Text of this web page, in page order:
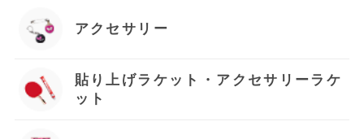
アクセサリー
貼り上げラケット・アクセサリーラケ
ット